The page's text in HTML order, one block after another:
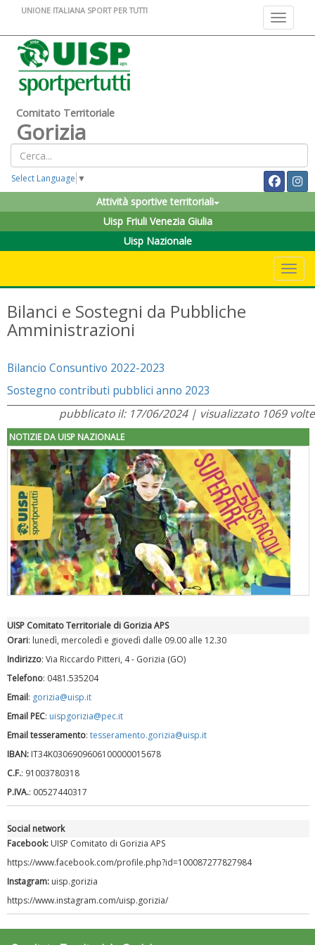
Toggle
UNIONE ITALIANA SPORT PER TUTTI
Comitato Territoriale
Gorizia
Select Language ▼
Attività sportive territoriali
Uisp Friuli Venezia Giulia
Uisp Nazionale
Bilanci e Sostegni da Pubbliche
Amministrazioni
Bilancio Consuntivo 2022-2023
Sostegno contributi pubblici anno 2023
pubblicato il: 17/06/2024 | visualizzato 1069 volte
NOTIZIE DA UISP NAZIONALE
"Superare gli ostacoli": la relazione di Tiziano Pesce al CN Uisp
Luglio 2026: "Pensando con i piedi, si possono fare le
rivoluzioni"
UISP Comitato Territoriale di Gorizia APS
Orari: lunedì, mercoledì e giovedì dalle 09.00 alle 12.30
Indirizzo: Via Riccardo Pitteri, 4 - Gorizia (GO)
Telefono: 0481.535204
Email: gorizia@uisp.it
Email PEC: uispgorizia@pec.it
Email tesseramento: tesseramento.gorizia@uisp.it
IBAN: IT34K0306909606100000015678
C.F.: 91003780318
P.IVA.: 00527440317
Social network
Facebook: UISP Comitato di Gorizia APS
https://www.facebook.com/profile.php?id=100087277827984
Instagram: uisp.gorizia
https://www.instagram.com/uisp.gorizia/